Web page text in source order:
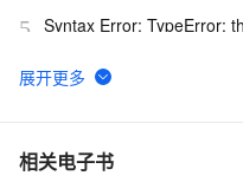
5 Syntax Error: TypeError:
6 javascript中function调用时
7 JavaScript: 取得 function
相关电子书